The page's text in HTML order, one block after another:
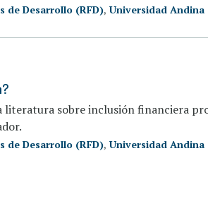
de Desarrollo (RFD),Universidad Andina
literatura sobre inclusión financiera
de Desarrollo (RFD),Universidad Andina